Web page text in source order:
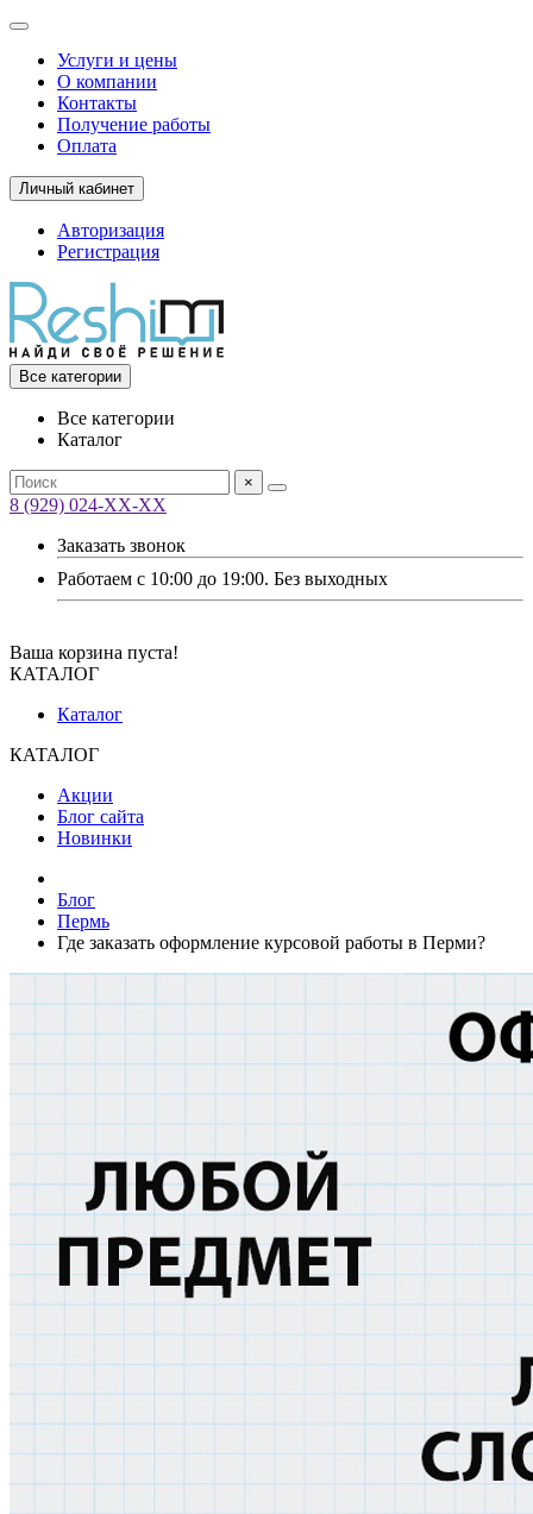
Услуги и цены
О компании
Контакты
Получение работы
Оплата
Личный кабинет
Авторизация
Регистрация
Все категории
Все категории
Каталог
×
8 (929) 024-ХХ-ХХ
Заказать звонок
Работаем с 10:00 до 19:00. Без выходных
Ваша корзина пуста!
КАТАЛОГ
Каталог
КАТАЛОГ
Акции
Блог сайта
Новинки
Блог
Пермь
Где заказать оформление курсовой работы в Перми?